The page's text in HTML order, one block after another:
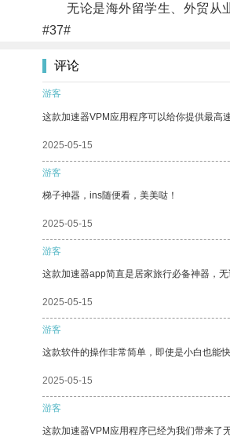
无论是海外留学生、外贸从业
#37#
评论
游客
这款加速器VPM应用程序可以给你提供最高
2025-05-15
游客
梯子神器，ins随便看，美美哒！
2025-05-15
游客
这款加速器app简直是居家旅行必备神器，
2025-05-15
游客
这款软件的操作非常简单，即使是小白也能快
2025-05-15
游客
这款加速器VPM应用程序已经为我们带来了